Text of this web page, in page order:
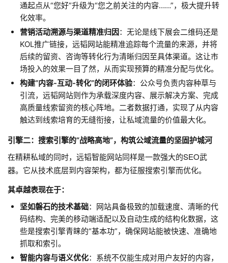
通起点从“您好”升级为“您之前关注的内容……”，极大提升转
化效率。
营销活动溯源与渠道精准归因​：无论是线下展会二维码还是
KOL推广链接，远韬网站能精准追踪每个流量的来源，并将
后续的留资、咨询等转化行为清晰归因至具体渠道。这让市
场投入的效果一目了然，从而实现预算的精准分配与优化。
构建“内容-互动-转化”的闭环体验​：公众号负责内容种草与
引流，远韬网站则作为承载深度内容、展示解决方案、完成
高质量线索留资的核心阵地。二者数据打通，实现了从内容
触达到线索培育的无缝衔接，让私域流量的价值最大化。
引擎二：搜索引擎的“战略高地”，构筑公域流量的坚固护城河
在精耕私域的同时，远韬智能网站同样是一款强大的SEO武
器。它从技术底层到内容架构，都为征服搜索引擎而优化。
其卓越表现在于：​
坚如磐石的技术基础​：网站具备极致的加载速度、清晰的代
码结构、完美的移动端适配以及自动生成的结构化数据，这
些是搜索引擎青睐的“基本功”，确保网站能被快速、准确地
抓取和索引。
智能内容与语义优化​：系统不仅能生成对用户友好的内容，